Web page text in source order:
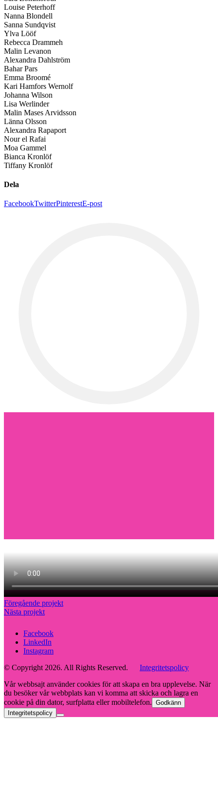
Louise Peterhoff
Nanna Blondell
Sanna Sundqvist
Ylva Lööf
Rebecca Drammeh
Malin Levanon
Alexandra Dahlström
Bahar Pars
Emma Broomé
Kari Hamfors Wernolf
Johanna Wilson
Lisa Werlinder
Malin Mases Arvidsson
Länna Olsson
Alexandra Rapaport
Nour el Rafai
Moa Gammel
Bianca Kronlöf
Tiffany Kronlöf
Dela
FacebookTwitterPinterestE-post
Föregående projekt
Nästa projekt
Facebook
LinkedIn
Instagram
© Copyright 2026. All Rights Reserved. Integritetspolicy
Vår webbsajt använder cookies för att skapa en bra upplevelse. När
du besöker vår webbplats kan vi komma att skicka och lagra en
cookie på din dator, surfplatta eller mobiltelefon. Godkänn
Integritetspolicy